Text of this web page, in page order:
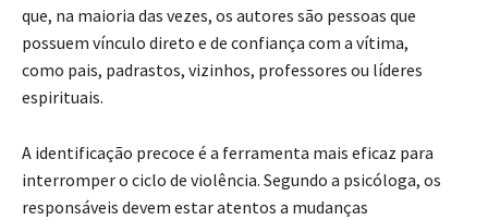
que, na maioria das vezes, os autores são pessoas que
possuem vínculo direto e de confiança com a vítima,
como pais, padrastos, vizinhos, professores ou líderes
espirituais.
A identificação precoce é a ferramenta mais eficaz para
interromper o ciclo de violência. Segundo a psicóloga, os
responsáveis devem estar atentos a mudanças